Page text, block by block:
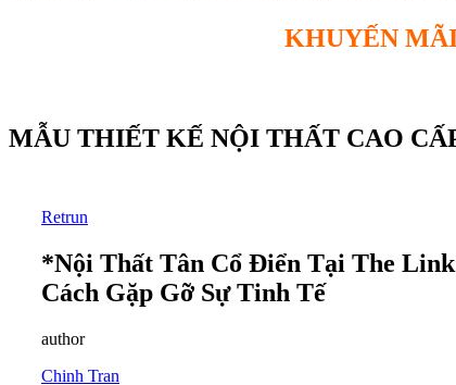
KHUYẾN
MẪU THIẾT KẾ NỘI THẤT CAO
Retrun
*Nội Thất Tân Cổ Điển Tại The
Cách Gặp Gỡ Sự Tinh Tế
author
Chinh Tran